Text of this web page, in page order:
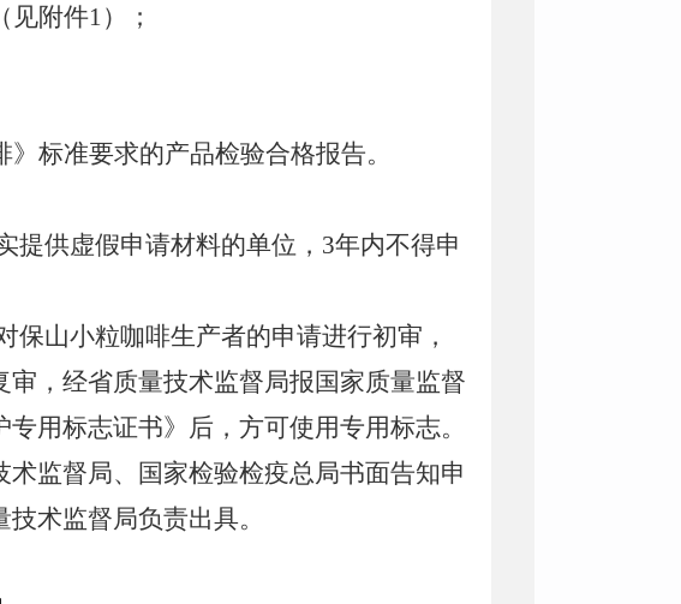
附件1）；
标准要求的产品检验合格报告。
提供虚假申请材料的单位，3年内不得申
山小粒咖啡生产者的申请进行初审，
，经省质量技术监督局报国家质量监督
用标志证书》后，方可使用专用标志。
监督局、国家检验检疫总局书面告知申
术监督局负责出具。